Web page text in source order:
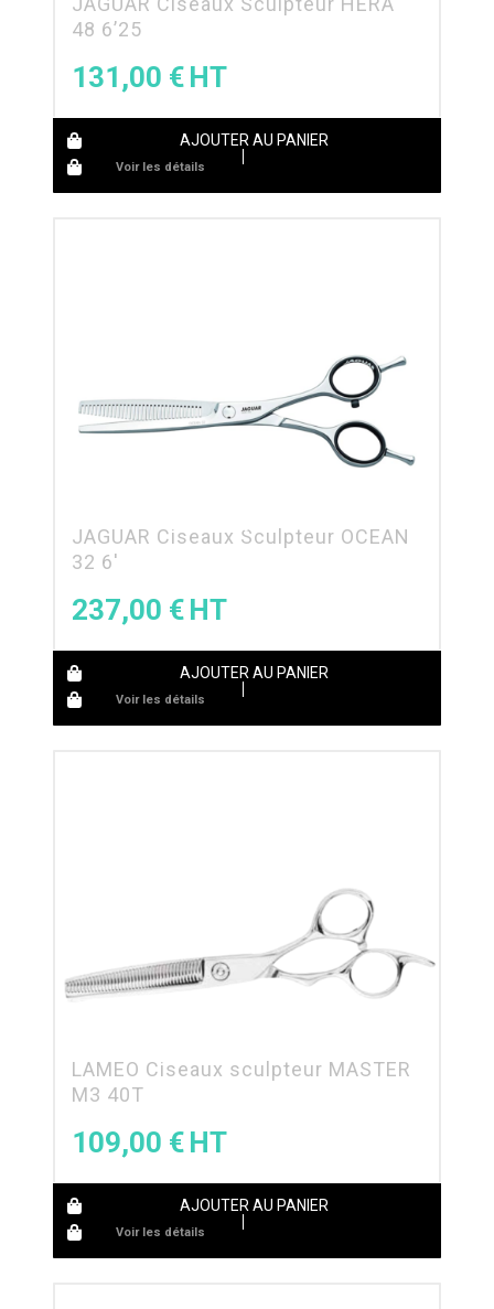
48 6’25
131,00 €
AJOUTER AU PANIER
Voir les détails
JAGUAR Ciseaux Sculpteur OCEAN
32 6′
237,00 €
AJOUTER AU PANIER
Voir les détails
LAMEO Ciseaux sculpteur MASTER
M3 40T
109,00 €
AJOUTER AU PANIER
Voir les détails